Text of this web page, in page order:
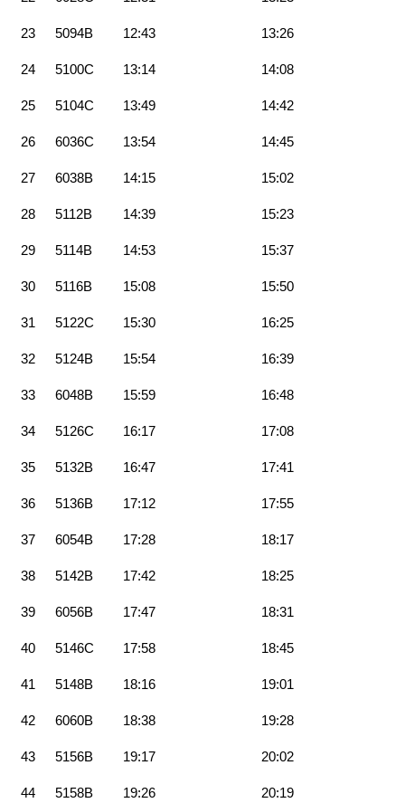
23 5094B 12:43 13:26
24 5100C 13:14 14:08
25 5104C 13:49 14:42
26 6036C 13:54 14:45
27 6038B 14:15 15:02
28 5112B 14:39 15:23
29 5114B 14:53 15:37
30 5116B 15:08 15:50
31 5122C 15:30 16:25
32 5124B 15:54 16:39
33 6048B 15:59 16:48
34 5126C 16:17 17:08
35 5132B 16:47 17:41
36 5136B 17:12 17:55
37 6054B 17:28 18:17
38 5142B 17:42 18:25
39 6056B 17:47 18:31
40 5146C 17:58 18:45
41 5148B 18:16 19:01
42 6060B 18:38 19:28
43 5156B 19:17 20:02
44 5158B 19:26 20:19